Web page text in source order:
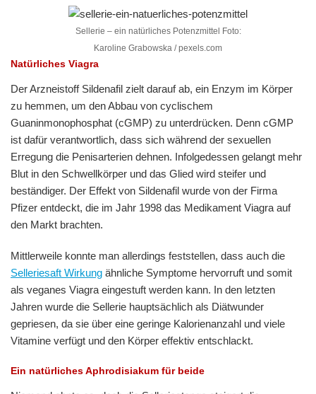
Sellerie – ein natürliches Potenzmittel Foto:
Karoline Grabowska / pexels.com
Natürliches Viagra
Der Arzneistoff Sildenafil zielt darauf ab, ein Enzym im Körper
zu hemmen, um den Abbau von cyclischem
Guaninmonophosphat (cGMP) zu unterdrücken. Denn cGMP
ist dafür verantwortlich, dass sich während der sexuellen
Erregung die Penisarterien dehnen. Infolgedessen gelangt mehr
Blut in den Schwellkörper und das Glied wird steifer und
beständiger. Der Effekt von Sildenafil wurde von der Firma
Pfizer entdeckt, die im Jahr 1998 das Medikament Viagra auf
den Markt brachten.
Mittlerweile konnte man allerdings feststellen, dass auch die
Selleriesaft Wirkung ähnliche Symptome hervorruft und somit
als veganes Viagra eingestuft werden kann. In den letzten
Jahren wurde die Sellerie hauptsächlich als Diätwunder
gepriesen, da sie über eine geringe Kalorienanzahl und viele
Vitamine verfügt und den Körper effektiv entschlackt.
Ein natürliches Aphrodisiakum für beide